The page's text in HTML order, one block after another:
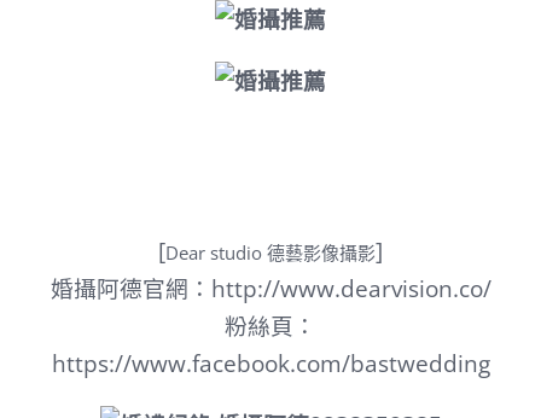
[Dear studio 德藝影像攝影]
婚攝阿德官網： http://www.dearvision.co/
粉絲頁：
https://www.facebook.com/bastwedding